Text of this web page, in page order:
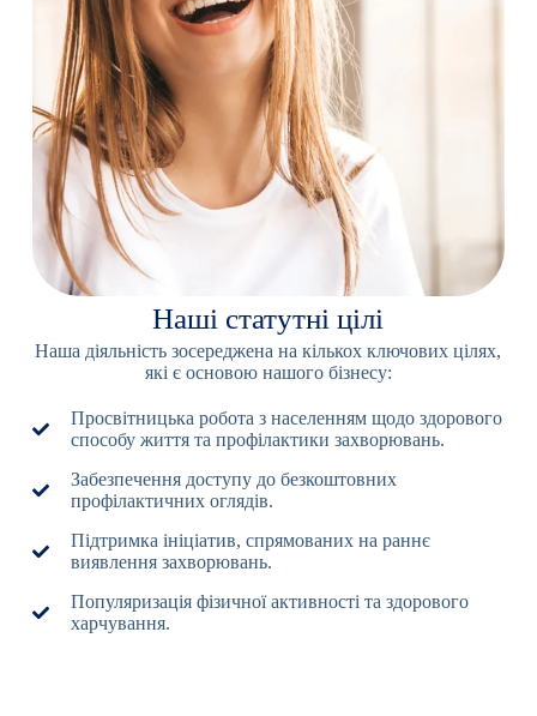
Наші статутні цілі
Наша діяльність зосереджена на кількох ключових цілях,
які є основою нашого бізнесу:
Просвітницька робота з населенням щодо здорового
способу життя та профілактики захворювань.
Забезпечення доступу до безкоштовних
профілактичних оглядів.
Підтримка ініціатив, спрямованих на раннє
виявлення захворювань.
Популяризація фізичної активності та здорового
харчування.